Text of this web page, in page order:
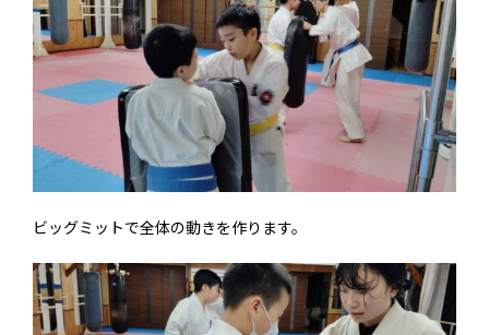
ビッグミットで全体の動きを作ります。